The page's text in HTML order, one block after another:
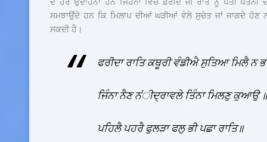
ਸਮਝਾਉਂਦੇ ਹਨ ਕਿ ਮਿਲਾਪ ਦੀਆਂ ਘੜੀਆਂ ਵੇਲੇ ਸੁਚੇਤ ਜਾਂ ਜਾਗਦੇ ਹੋਣ
ਸਕਦੀ ਹੈ।
ਫਰੀਦਾ ਰਾਤਿ ਕਥੂਰੀ ਵੰਡੀਐ ਸੁਤਿਆ ਮਿਲੈ ਨ
ਜਿੰਨਾ ਨੈਣ ਨਂੀਦ੍ਰਾਵਲੇ ਤਿੰਨਾ ਮਿਲਣੁ ਕੁਆਉ
ਪਹਿਲੈ ਪਹਰੈ ਫੁਲੜਾ ਫਲੁ ਭੀ ਪਛਾ ਰਾਤਿ॥